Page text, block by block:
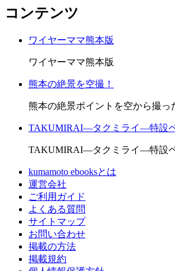
コンテンツ
ワイヤーママ熊本版
ワイヤーママ熊本版
熊本の絶景を空撮！
熊本の絶景ポイントを空から撮っ
TAKUMIRAI―タクミライ―特設
TAKUMIRAI―タクミライ―特設
kumamoto ebooksとは
運営会社
ご利用ガイド
よくある質問
サイトマップ
お問い合わせ
掲載の方法
掲載規約